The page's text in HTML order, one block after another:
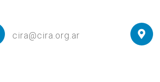
cira@cira.org.ar